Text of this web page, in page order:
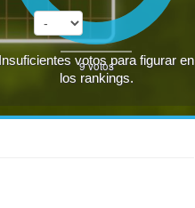
9votos
Insuficientes votos para figurar en
los rankings.